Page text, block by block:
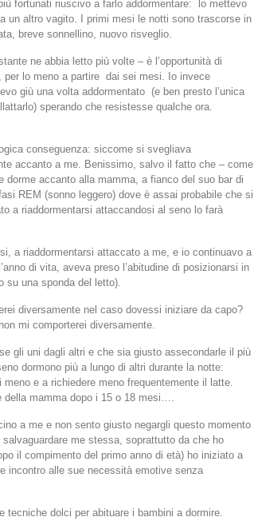
fortunati riuscivo a farlo addormentare: lo mettevo
un altro vagito. I primi mesi le notti sono trascorse in
breve sonnellino, nuovo risveglio.
ne abbia letto più volte – è l’opportunità di
per lo meno a partire dai sei mesi. Io invece
giù una volta addormentato (e ben presto l’unica
sperando che resistesse qualche ora.
conseguenza: siccome si svegliava
accanto a me. Benissimo, salvo il fatto che – come
accanto alla mamma, a fianco del suo bar di
REM (sonno leggero) dove è assai probabile che si
a riaddormentarsi attaccandosi al seno lo farà
a riaddormentarsi attaccato a me, e io continuavo a
di vita, aveva preso l’abitudine di posizionarsi in
su una sponda del letto).
diversamente nel caso dovessi iniziare da capo?
mi comporterei diversamente.
gli uni dagli altri e che sia giusto assecondarle il più
dormono più a lungo di altri durante la notte:
e a richiedere meno frequentemente il latte.
della mamma dopo i 15 o 18 mesi….
a me e non sento giusto negargli questo momento
me stessa, soprattutto da che ho
il compimento del primo anno di età) ho iniziato a
incontro alle sue necessità emotive senza
tecniche dolci per abituare i bambini a dormire.